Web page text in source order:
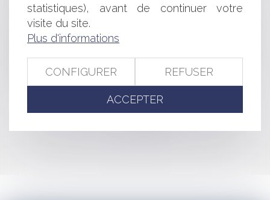
LES BAUX - SAFER
SIGNATURE DU TRAITÉ SUR LA STABILITÉ, LA
COORDINATION ET LA GOUVERNANCE LORS DU
LOI DU 5 MARS 2012
< ... 258 259 260 261 262 263 264 ...
statistiques), avant de continuer votre
visite du site.
Plus d'informations
CONFIGURER REFUSER
ACCEPTER